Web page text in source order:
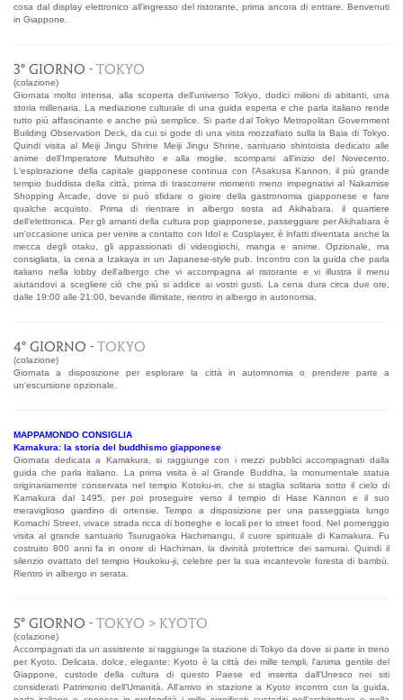
cosa dal display elettronico all’ingresso del ristorante, prima ancora di entrare. Benvenuti
in Giappone.
3° GIORNO - TOKYO
(colazione)
Giornata molto intensa, alla scoperta dell'universo Tokyo, dodici milioni di abitanti, una
storia millenaria. La mediazione culturale di una guida esperta e che parla italiano rende
tutto più affascinante e anche più semplice. Si parte dal Tokyo Metropolitan Government
Building Observation Deck, da cui si gode di una vista mozzafiato sulla la Baia di Tokyo.
Quindi visita al Meiji Jingu Shrine Meiji Jingu Shrine, santuario shintoista dedicato alle
anime dell'Imperatore Mutsuhito e alla moglie, scomparsi all'inizio del Novecento.
L'esplorazione della capitale giapponese continua con l'Asakusa Kannon, il più grande
tempio buddista della città, prima di trascorrere momenti meno impegnativi al Nakamise
Shopping Arcade, dove si può sfidare o gioire della gastronomia giapponese e fare
qualche acquisto. Prima di rientrare in albergo sosta ad Akihabara, il quartiere
dell’elettronica. Per gli amanti della cultura pop giapponese, passeggiare per Akihabara è
un'occasione unica per venire a contatto con Idol e Cosplayer, è infatti diventata anche la
mecca degli otaku, gli appassionati di videogiochi, manga e anime. Opzionale, ma
consigliata, la cena a Izakaya in un Japanese-style pub. Incontro con la guida che parla
italiano nella lobby dell'albergo che vi accompagna al ristorante e vi illustra il menu
aiutandovi a scegliere ciò che più si addice ai vostri gusti. La cena dura circa due ore,
dalle 19:00 alle 21:00, bevande illimitate, rientro in albergo in autonomia.
4° GIORNO - TOKYO
(colazione)
Giornata a disposizione per esplorare la città in automnomia o prendere parte a
un'escursione opzionale.
MAPPAMONDO CONSIGLIA
Kamakura: la storia del buddhismo giapponese
Giornata dedicata a Kamakura, si raggiunge con i mezzi pubblici accompagnati dalla
guida che parla italiano. La prima visita è al Grande Buddha, la monumentale statua
originariamente conservata nel tempio Kotoku-in, che si staglia solitaria sotto il cielo di
Kamakura dal 1495, per poi proseguire verso il tempio di Hase Kannon e il suo
meraviglioso giardino di ortensie. Tempo a disposizione per una passeggiata lungo
Komachi Street, vivace strada ricca di botteghe e locali per lo street food. Nel pomeriggio
visita al grande santuario Tsurugaoka Hachimangu, il cuore spirituale di Kamakura. Fu
costruito 800 anni fa in onore di Hachiman, la divinità protettrice dei samurai. Quindi il
silenzio ovattato del tempio Houkoku-ji, celebre per la sua incantevole foresta di bambù.
Rientro in albergo in serata.
5° GIORNO - TOKYO > KYOTO
(colazione)
Accompagnati da un assistente si raggiunge la stazione di Tokyo da dove si parte in treno
per Kyoto. Delicata, dolce, elegante: Kyoto è la città dei mille templi, l'anima gentile del
Giappone, custode della cultura di questo Paese ed inserita dall'Unesco nei siti
considerati Patrimonio dell'Umanità. All'arrivo in stazione a Kyoto incontro con la guida,